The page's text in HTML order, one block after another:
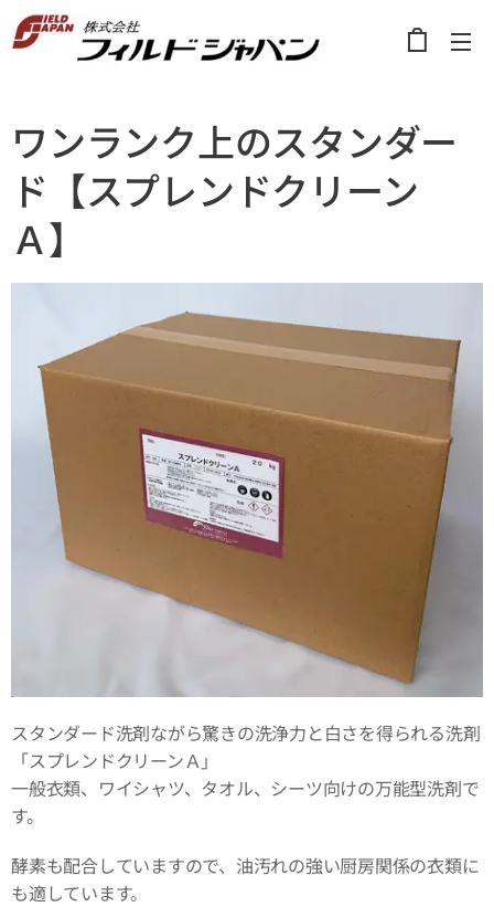
ワンランク上のスタンダー
ド【スプレンドクリーン
Ａ】
スタンダード洗剤ながら驚きの洗浄力と白さを得られる洗剤
「スプレンドクリーンＡ」
一般衣類、ワイシャツ、タオル、シーツ向けの万能型洗剤で
す。
酵素も配合していますので、油汚れの強い厨房関係の衣類に
も適しています。